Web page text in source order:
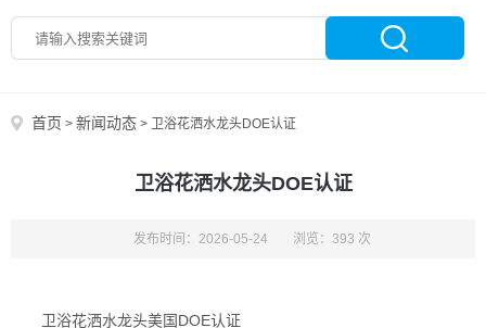
首页 > 新闻动态 > 卫浴花洒水龙头DOE认证
卫浴花洒水龙头DOE认证
发布时间：2026-05-24 浏览：393 次
卫浴花洒水龙头美国DOE认证